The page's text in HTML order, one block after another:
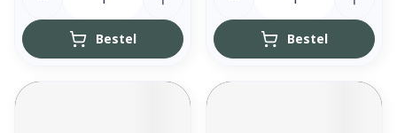
Bestel Bestel